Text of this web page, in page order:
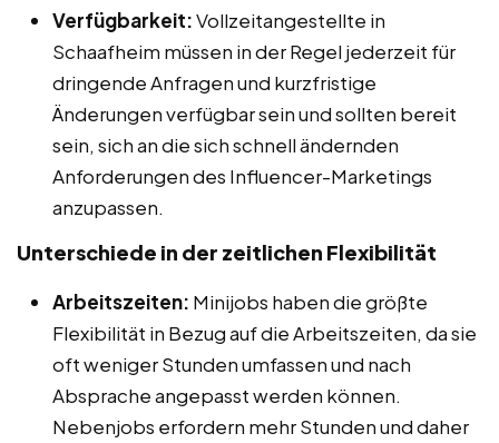
Verfügbarkeit:Vollzeitangestellte in
Schaafheim müssen in der Regel jederzeit für
dringende Anfragen und kurzfristige
Änderungen verfügbar sein und sollten bereit
sein, sich an die sich schnell ändernden
Anforderungen des Influencer-Marketings
anzupassen.
Unterschiede in der zeitlichen Flexibilität
Arbeitszeiten: Minijobs haben die größte
Flexibilität in Bezug auf die Arbeitszeiten, da sie
oft weniger Stunden umfassen und nach
Absprache angepasst werden können.
Nebenjobs erfordern mehr Stunden und daher